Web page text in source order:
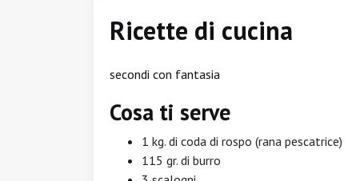
Ricette di cucina
secondi con fantasia
Cosa ti serve
1 kg. di coda di rospo (rana pescatrice)
115 gr. di burro